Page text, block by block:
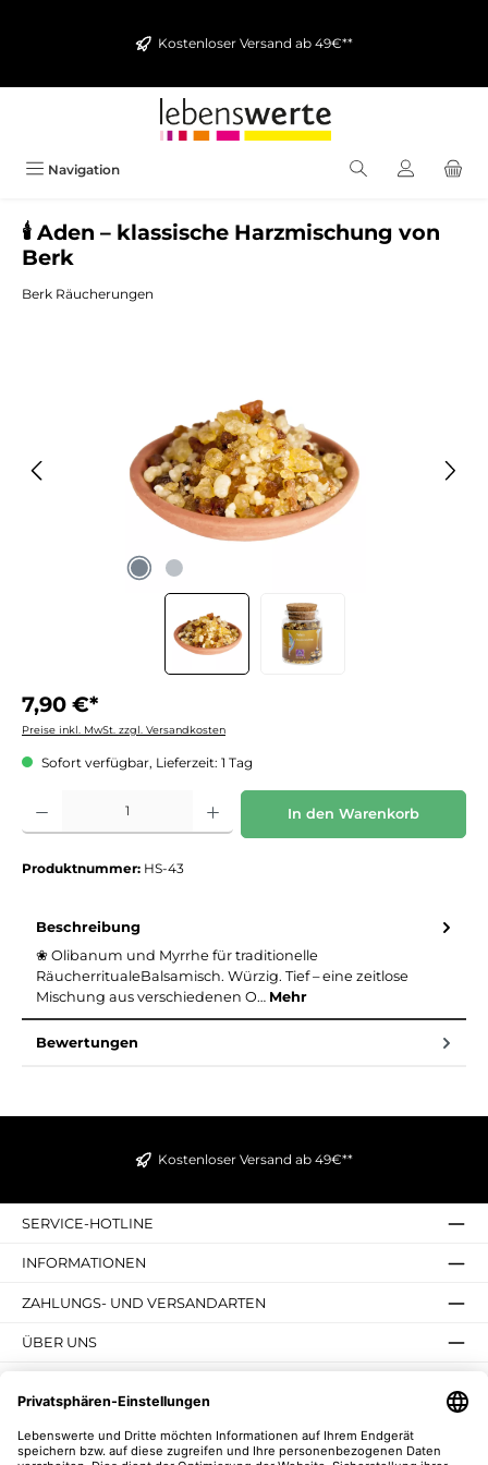
Kostenloser Versand ab 49€**
Navigation
🕯️ Aden – klassische Harzmischung von
Berk
Berk Räucherungen
7,90 €*
Preise inkl. MwSt. zzgl. Versandkosten
Sofort verfügbar, Lieferzeit: 1 Tag
Produkt Anzahl: Gib den gewünschten Wert ein oder benutze die Schaltflächen um
In den Warenkorb
Produktnummer: HS-43
Beschreibung
❀ Olibanum und Myrrhe für traditionelle
RäucherritualeBalsamisch. Würzig. Tief – eine zeitlose
Mischung aus verschiedenen O… Mehr
Bewertungen
Kostenloser Versand ab 49€**
SERVICE-HOTLINE
INFORMATIONEN
ZAHLUNGS- UND VERSANDARTEN
ÜBER UNS
NEWSLETTER